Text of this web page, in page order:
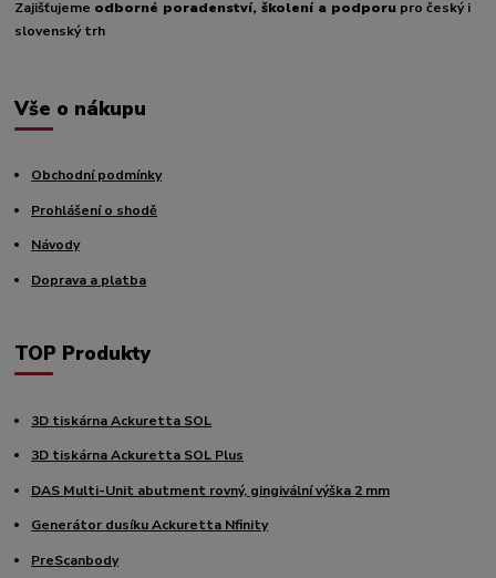
Zajišťujeme odborné poradenství, školení a podporu pro český i
slovenský trh
Vše o nákupu
Obchodní podmínky
Prohlášení o shodě
Návody
Doprava a platba
TOP Produkty
3D tiskárna Ackuretta SOL
3D tiskárna Ackuretta SOL Plus
DAS Multi-Unit abutment rovný, gingivální výška 2 mm
Generátor dusíku Ackuretta Nfinity
PreScanbody